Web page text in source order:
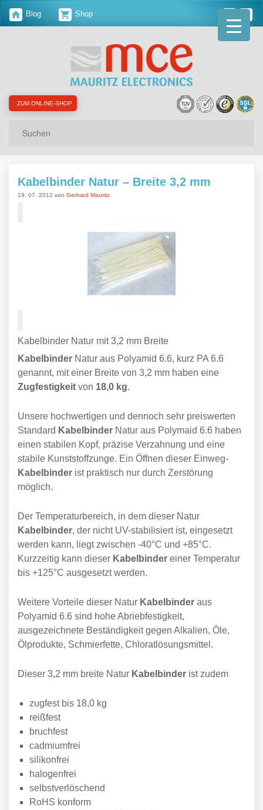
Blog Shop
ZUM ONLINE-SHOP
Kabelbinder Natur – Breite 3,2 mm
19. 07. 2012 von Gerhard Mauritz
Kabelbinder Natur mit 3,2 mm Breite
Kabelbinder Natur aus Polyamid 6.6, kurz PA 6.6
genannt, mit einer Breite von 3,2 mm haben eine
Zugfestigkeit von 18,0 kg.
Unsere hochwertigen und dennoch sehr preiswerten
Standard Kabelbinder Natur aus Polymaid 6.6 haben
einen stabilen Kopf, präzise Verzahnung und eine
stabile Kunststoffzunge. Ein Öffnen dieser Einweg-
Kabelbinder ist praktisch nur durch Zerstörung
möglich.
Der Temperaturbereich, in dem dieser Natur
Kabelbinder, der nicht UV-stabilisiert ist, eingesetzt
werden kann, liegt zwischen -40°C und +85°C.
Kurzzeitig kann dieser Kabelbinder einer Temperatur
bis +125°C ausgesetzt werden.
Weitere Vorteile dieser Natur Kabelbinder aus
Polyamid 6.6 sind hohe Abriebfestigkeit,
ausgezeichnete Beständigkeit gegen Alkalien, Öle,
Ölprodukte, Schmierfette, Chloratlösungsmittel.
Dieser 3,2 mm breite Natur Kabelbinder ist zudem
zugfest bis 18,0 kg
reißfest
bruchfest
cadmiumfrei
silikonfrei
halogenfrei
selbstverlöschend
RoHS konform